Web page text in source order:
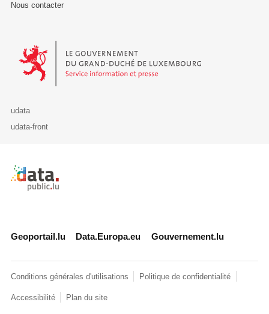
Nous contacter
Le Gouvernement du Grand-Duché de Luxembourg - Service
udata
udata-front
Retour à l'accueil de data.public.lu
Geoportail.lu Data.Europa.eu Gouvernement.lu
Conditions générales d'utilisations Politique de confidentialité
Accessibilité Plan du site